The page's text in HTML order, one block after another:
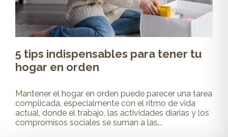
5 tips indispensables para tener tu
hogar en orden
Mantener el hogar en orden puede parecer una tarea
complicada, especialmente con el ritmo de vida
actual, donde el trabajo, las actividades diarias y los
compromisos sociales se suman a las...